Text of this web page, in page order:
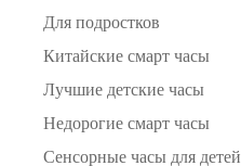
Для подростков
Китайские смарт часы
Лучшие детские часы
Недорогие смарт часы
Сенсорные часы для детей